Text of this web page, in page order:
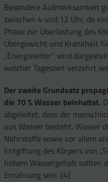
Besondere Aufmerksamkeit
zwischen 4 und 12 Uhr, da
Phase zur Überlastung des
Übergewicht und Krankheit
„Energieleiter“ wird
welcher Tageszeit verzehrt
Der zweite Grundsatz
die 70 % Wasser beinhaltet.
abgeleitet, dass der
aus Wasser besteht. Wasser
Nährstoffe sowie vor allem
Entgiftung des Körpers von
hohem Wassergehalt sollten
Ernährung sein. [4]